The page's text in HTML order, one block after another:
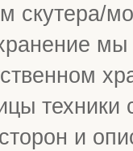
скутера/
техники
и